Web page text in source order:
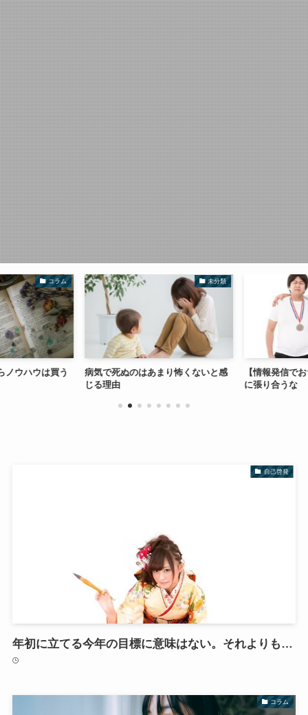
コラム
ウハウは買う
未分類
病気で死ぬのはあまり怖くないと感
じる理由
【情報発信でお
に張り合うな
自己啓発
年初に立てる今年の目標に意味はない。それよりも…
コラム